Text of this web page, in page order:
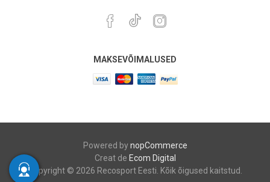
MAKSEVÕIMALUSED
Powered bynopCommerce
Creat de Ecom Digital
Copyright © 2026 Recosport Eesti. Kõik õigused kaitstud.